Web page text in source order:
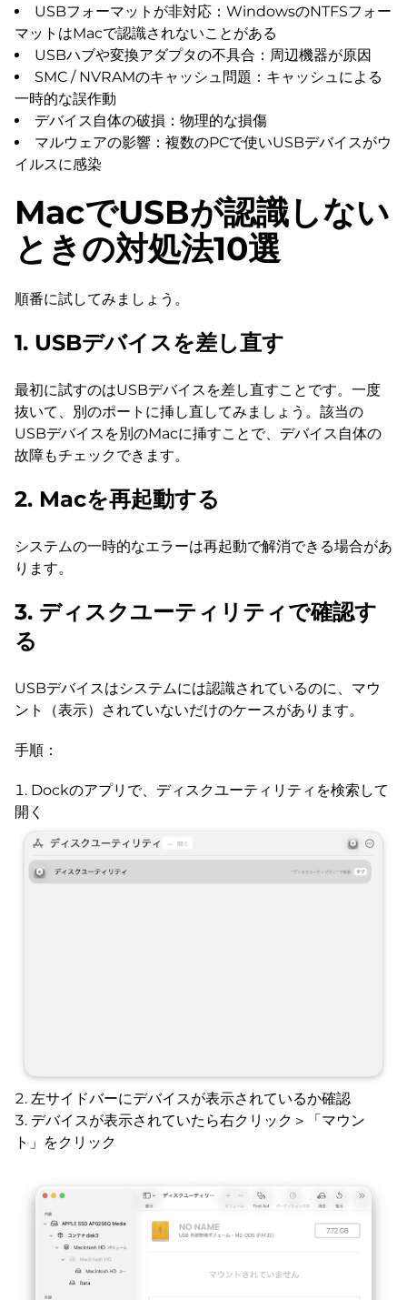
USBフォーマットが非対応：WindowsのNTFSフォー
マットはMacで認識されないことがある
USBハブや変換アダプタの不具合：周辺機器が原因
SMC / NVRAMのキャッシュ問題：キャッシュによる
一時的な誤作動
デバイス自体の破損：物理的な損傷
マルウェアの影響：複数のPCで使いUSBデバイスがウ
イルスに感染
MacでUSBが認識しない
ときの対処法10選
順番に試してみましょう。
1. USBデバイスを差し直す
最初に試すのはUSBデバイスを差し直すことです。一度
抜いて、別のポートに挿し直してみましょう。該当の
USBデバイスを別のMacに挿すことで、デバイス自体の
故障もチェックできます。
2. Macを再起動する
システムの一時的なエラーは再起動で解消できる場合があ
ります。
3. ディスクユーティリティで確認す
る
USBデバイスはシステムには認識されているのに、マウ
ント（表示）されていないだけのケースがあります。
手順：
Dockのアプリで、ディスクユーティリティを検索して
開く
左サイドバーにデバイスが表示されているか確認
デバイスが表示されていたら右クリック＞「マウン
ト」をクリック